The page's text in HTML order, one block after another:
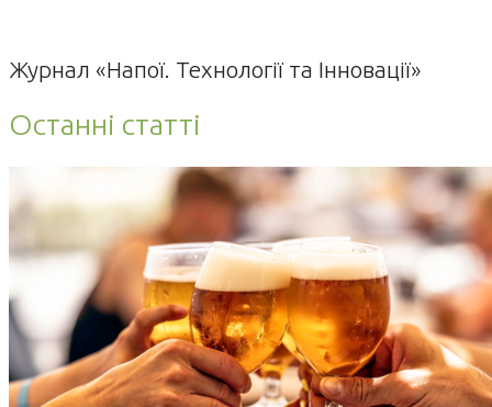
Журнал «Напої. Технології та Інновації»
Останні статті